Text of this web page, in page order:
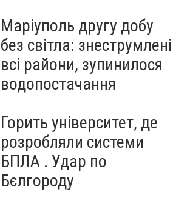
Маріуполь другу добу
без світла: знеструмлені
всі райони, зупинилося
водопостачання
Горить університет, де
розробляли системи
БПЛА . Удар по
Бєлгороду